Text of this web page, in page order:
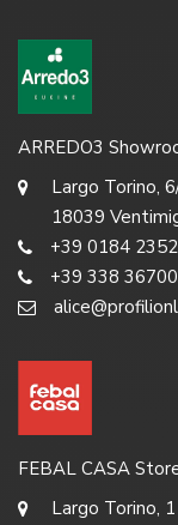
ARREDO3
Largo Torino,
18039
+39 0184
+39 338
FEBAL CASA
Largo Torino, 1